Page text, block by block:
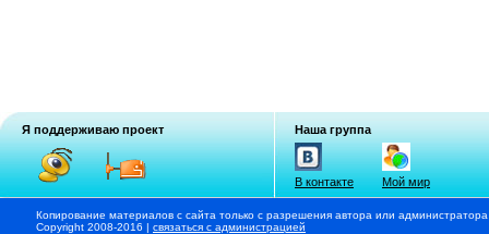
Я поддерживаю проект Наша группа
В контакте Мой мир
Копирование материалов с сайта только с разрешения автора или
Copyright 2008-2016 | связаться с администрацией